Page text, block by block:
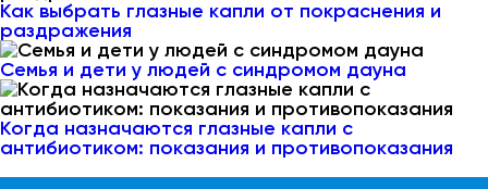
Как выбрать глазные капли от покраснения и
раздражения
Семья и дети у людей с синдромом дауна
Когда назначаются глазные капли с
антибиотиком: показания и противопоказания